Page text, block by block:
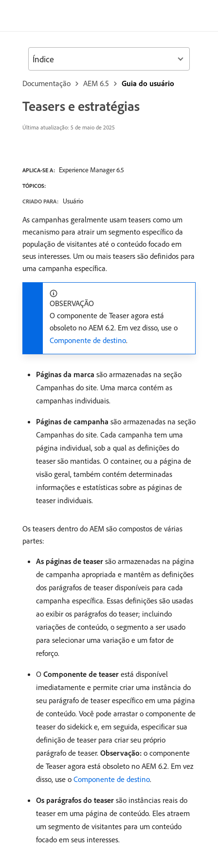
Documentação AEM 6.5 Guia do usuário
Teasers e estratégias
Última atualização: 5 de maio de 2025
APLICA-SE A: Experience Manager 6.5
TÓPICOS:
CRIADO PARA: Usuário
As campanhas geralmente usam teasers como um
mecanismo para atrair um segmento específico da
população de visitantes até o conteúdo focado em
seus interesses. Um ou mais teasers são definidos para
uma campanha específica.
OBSERVAÇÃO
O componente de Teaser agora está
obsoleto no AEM 6.2. Em vez disso, use o
Componente de destino.
Páginas da marca são armazenadas na seção
Campanhas do site. Uma marca contém as
campanhas individuais.
Páginas de campanha são armazenadas na seção
Campanhas do site. Cada campanha tem uma
página individual, sob a qual as definições do
teaser são mantidas. O container, ou a página de
visão geral, também contém determinadas
informações e estatísticas sobre as páginas de
teaser individuais.
Os teasers dentro do AEM são compostos de várias
partes:
As páginas de teaser são armazenadas na página
de campanha apropriada e mantêm as definições
dos parágrafos de teaser disponíveis para cada
campanha específica. Essas definições são usadas
ao exibir os parágrafos do teaser; incluindo
variações de conteúdo, o segmento a ser usado
para selecionar uma variação e um fator de
reforço.
O Componente de teaser está disponível
imediatamente e permite criar uma instância do
seu parágrafo de teaser específico em uma página
de conteúdo. Você pode arrastar o componente de
teaser do sidekick e, em seguida, especificar sua
definição de teaser para criar seu próprio
parágrafo de teaser. Observação: o componente
de Teaser agora está obsoleto no AEM 6.2. Em vez
disso, use o Componente de destino.
Os parágrafos do teaser são instâncias reais do
teaser em uma página de conteúdo. Eles atraem
um segmento de visitantes para um conteúdo
focado em seus interesses.
Índice